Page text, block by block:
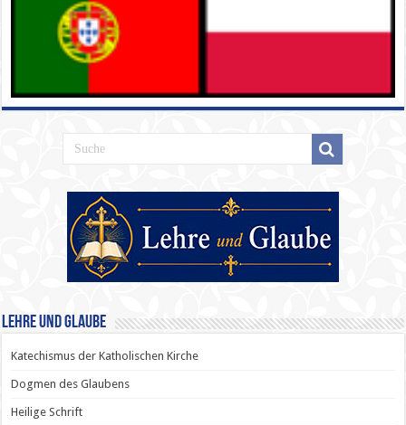
Lehre und Glaube
Katechismus der Katholischen Kirche
Dogmen des Glaubens
Heilige Schrift